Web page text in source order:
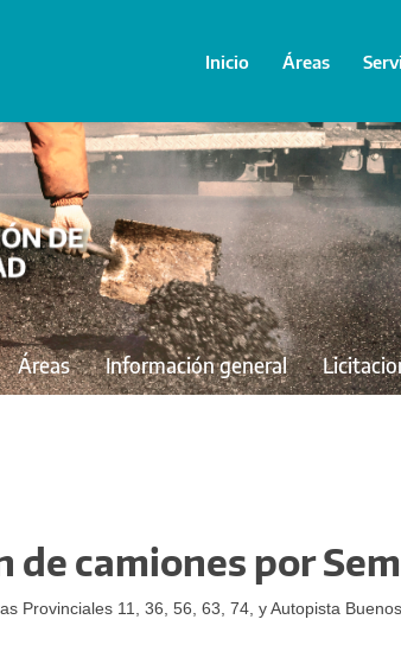
Inicio Áreas
Áreas Información general
de camiones por
Provinciales 11, 36, 56, 63, 74, y Autopista